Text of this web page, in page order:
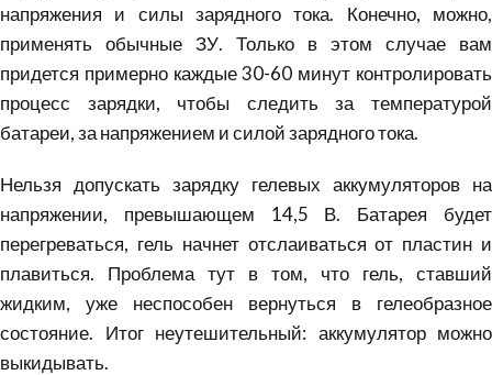
напряжения и силы зарядного тока. Конечно, можно,
применять обычные ЗУ. Только в этом случае вам
придется примерно каждые 30-60 минут контролировать
процесс зарядки, чтобы следить за температурой
батареи, за напряжением и силой зарядного тока.
Нельзя допускать зарядку гелевых аккумуляторов на
напряжении, превышающем 14,5 В. Батарея будет
перегреваться, гель начнет отслаиваться от пластин и
плавиться. Проблема тут в том, что гель, ставший
жидким, уже неспособен вернуться в гелеобразное
состояние. Итог неутешительный: аккумулятор можно
выкидывать.